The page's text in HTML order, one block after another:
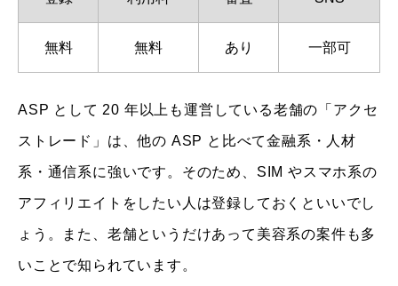
無料 無料 あり 一部可
ASP として 20 年以上も運営している老舗の「アクセ
ストレード」は、他の ASP と比べて金融系・人材
系・通信系に強いです。そのため、SIM やスマホ系の
アフィリエイトをしたい人は登録しておくといいでし
ょう。また、老舗というだけあって美容系の案件も多
いことで知られています。